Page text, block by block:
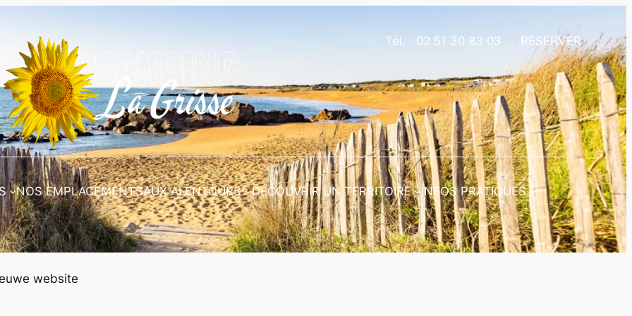
Tél. : 02 51 30 83 03 RESERVER
NOS EMPLACEMENTSAUX ALENTOURS DÉCOUVRIR UN TERRITOIRE INFOS PRATIQUES
website